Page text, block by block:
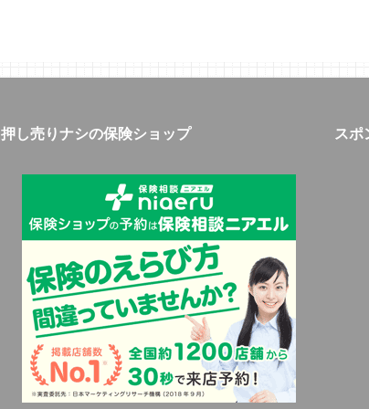
押し売りナシの保険ショップ スポ